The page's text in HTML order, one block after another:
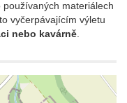
materiálech
vyčerpávajícím výletu
nebo kavárně